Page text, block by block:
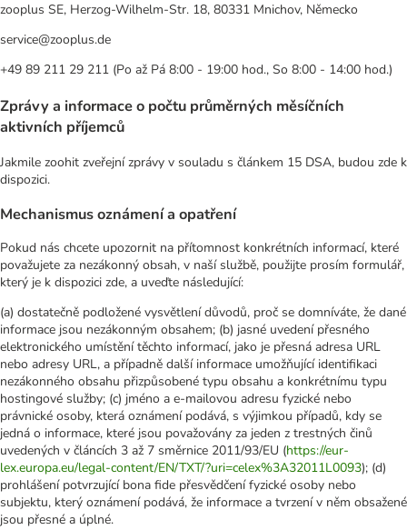
zooplus SE, Herzog-Wilhelm-Str. 18, 80331 Mnichov, Německo
service@zooplus.de
+49 89 211 29 211 (Po až Pá 8:00 - 19:00 hod., So 8:00 - 14:00 hod.)
Zprávy a informace o počtu průměrných měsíčních
aktivních příjemců
Jakmile zoohit zveřejní zprávy v souladu s článkem 15 DSA, budou zde k
dispozici.
Mechanismus oznámení a opatření
Pokud nás chcete upozornit na přítomnost konkrétních informací, které
považujete za nezákonný obsah, v naší službě, použijte prosím formulář,
který je k dispozici zde, a uveďte následující:
(a) dostatečně podložené vysvětlení důvodů, proč se domníváte, že dané
informace jsou nezákonným obsahem; (b) jasné uvedení přesného
elektronického umístění těchto informací, jako je přesná adresa URL
nebo adresy URL, a případně další informace umožňující identifikaci
nezákonného obsahu přizpůsobené typu obsahu a konkrétnímu typu
hostingové služby; (c) jméno a e-mailovou adresu fyzické nebo
právnické osoby, která oznámení podává, s výjimkou případů, kdy se
jedná o informace, které jsou považovány za jeden z trestných činů
uvedených v článcích 3 až 7 směrnice 2011/93/EU (https://eur-
lex.europa.eu/legal-content/EN/TXT/?uri=celex%3A32011L0093); (d)
prohlášení potvrzující bona fide přesvědčení fyzické osoby nebo
subjektu, který oznámení podává, že informace a tvrzení v něm obsažené
jsou přesné a úplné.